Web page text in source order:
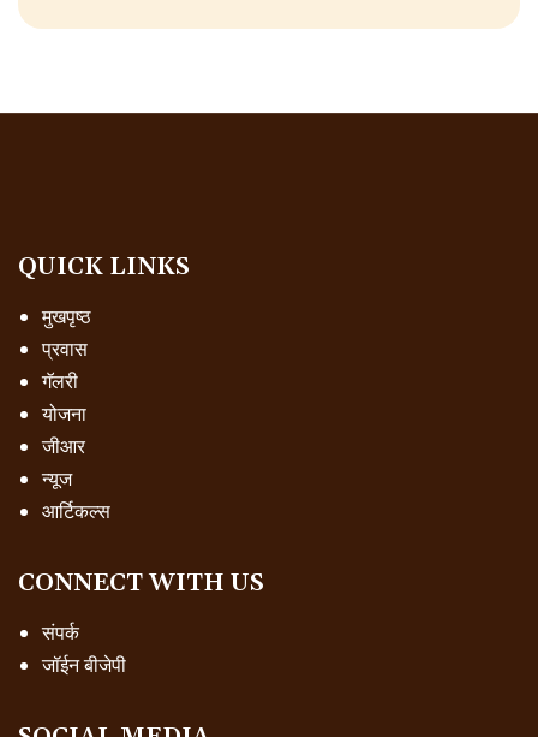
QUICK LINKS
मुखपृष्ठ
प्रवास
गॅलरी
योजना
जीआर
न्यूज
आर्टिकल्स
CONNECT WITH US
संपर्क
जॉईन बीजेपी